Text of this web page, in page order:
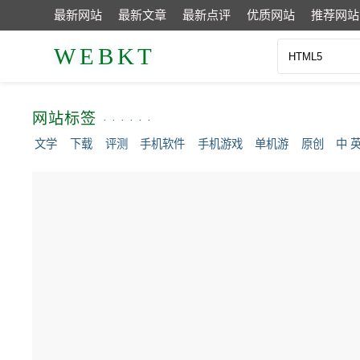
最新网站 最新文章 最新点评 优质网站 推荐网站
WEBKT
网站标签
文学 下载 评测 手机软件 手机游戏 单机游 原创 中